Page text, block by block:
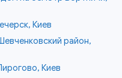
Киев
район,
Киев